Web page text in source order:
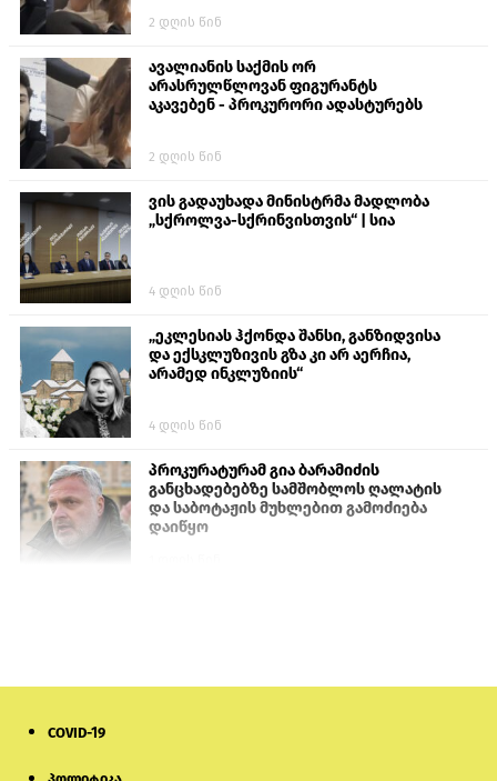
თავს დასხმოდა გიგა ავალიანს“
2 დღის წინ
ავალიანის საქმის ორ
არასრულწლოვან ფიგურანტს
აკავებენ - პროკურორი ადასტურებს
2 დღის წინ
ვის გადაუხადა მინისტრმა მადლობა
„სქროლვა-სქრინვისთვის“ | სია
4 დღის წინ
„ეკლესიას ჰქონდა შანსი, განზიდვისა
და ექსკლუზივის გზა კი არ აერჩია,
არამედ ინკლუზიის“
4 დღის წინ
პროკურატურამ გია ბარამიძის
განცხადებებზე სამშობლოს ღალატის
და საბოტაჟის მუხლებით გამოძიება
დაიწყო
COVID-19